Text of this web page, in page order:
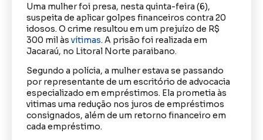
Uma mulher foi presa, nesta quinta-feira (6),
suspeita de aplicar golpes financeiros contra 20
idosos. O crime resultou em um prejuízo de R$
300 mil às vítimas. A prisão foi realizada em
Jacaraú, no Litoral Norte paraibano.
Segundo a polícia, a mulher estava se passando
por representante de um escritório de advocacia
especializado em empréstimos. Ela prometia às
vitimas uma redução nos juros de empréstimos
consignados, além de um retorno financeiro em
cada empréstimo.